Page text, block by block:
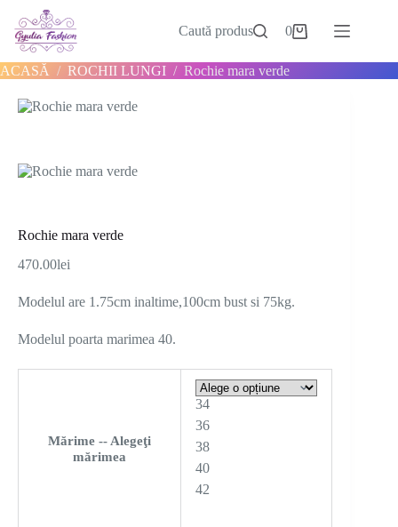
conținut
Caută produs
Coș
cumpărături
0
ACASĂ / ROCHII LUNGI / Rochie mara verde
Rochie mara verde
470.00lei
Modelul are 1.75cm inaltime,100cm bust si 75kg.
Modelul poarta marimea 40.
Mărime -- Alegeţi
mărimea
34
36
38
40
42